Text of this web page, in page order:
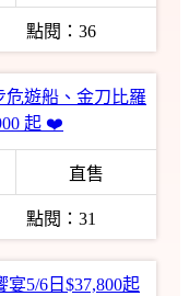
點閱：36
危遊船、金刀比羅
起 ❤️
直售
點閱：31
5/6日$37,800起